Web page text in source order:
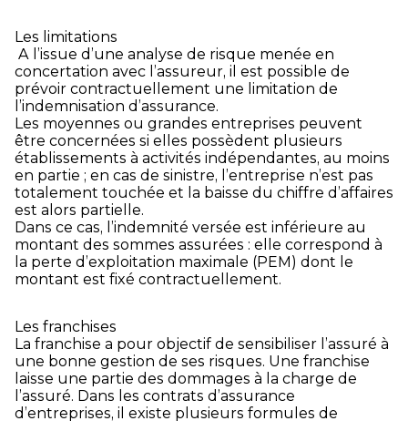
Les limitations
A l’issue d’une analyse de risque menée en
concertation avec l’assureur, il est possible de
prévoir contractuellement une limitation de
l’indemnisation d’assurance.
Les moyennes ou grandes entreprises peuvent
être concernées si elles possèdent plusieurs
établissements à activités indépendantes, au moins
en partie ; en cas de sinistre, l’entreprise n’est pas
totalement touchée et la baisse du chiffre d’affaires
est alors partielle.
Dans ce cas, l’indemnité versée est inférieure au
montant des sommes assurées : elle correspond à
la perte d’exploitation maximale (PEM) dont le
montant est fixé contractuellement.
Les franchises
La franchise a pour objectif de sensibiliser l’assuré à
une bonne gestion de ses risques. Une franchise
laisse une partie des dommages à la charge de
l’assuré. Dans les contrats d’assurance
d’entreprises, il existe plusieurs formules de